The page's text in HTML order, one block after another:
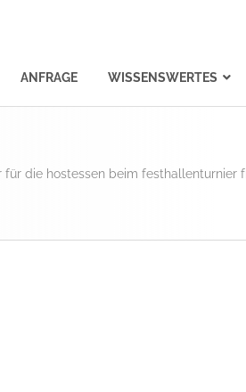
ANFRAGE WISSENSWERTES
für die hostessen beim festhallenturnier